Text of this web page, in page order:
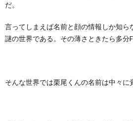
だ。
言ってしまえば名前と顔の情報しか知ら
謎の世界である。その薄さときたら多分
そんな世界では栗尾くんの名前は中々に